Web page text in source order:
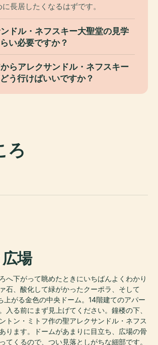
長居したくなるはずです。
ドル・ネフスキー大聖堂の見学
い必要ですか？
らアレクサンドル・ネフスキー
う行けばいいですか？
ろ
場
へ下がって眺めたときにいちばんよくわかり
石、酸化して緑がかったクーポラ、そして
がる金色の中央ドーム。14階建てのアパー
入る前にまず見上げてください。鐘楼の下、
トン・ミトフ作の聖アレクサンドル・ネフス
ります。ドームがあまりに目立ち、広場の骨
てくるので、つい見落としがちな細部です。